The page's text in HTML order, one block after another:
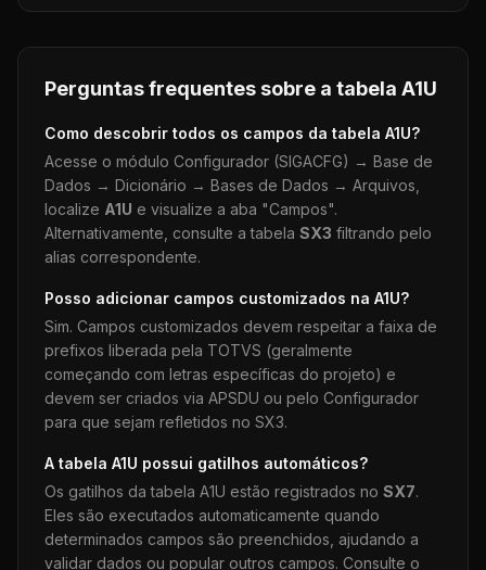
Perguntas frequentes sobre a tabela A1U
Como descobrir todos os campos da tabela A1U?
Acesse o módulo Configurador (SIGACFG) → Base de
Dados → Dicionário → Bases de Dados → Arquivos,
localize A1U e visualize a aba "Campos".
Alternativamente, consulte a tabela SX3 filtrando pelo
alias correspondente.
Posso adicionar campos customizados na A1U?
Sim. Campos customizados devem respeitar a faixa de
prefixos liberada pela TOTVS (geralmente
começando com letras específicas do projeto) e
devem ser criados via APSDU ou pelo Configurador
para que sejam refletidos no SX3.
A tabela A1U possui gatilhos automáticos?
Os gatilhos da tabela A1U estão registrados no SX7.
Eles são executados automaticamente quando
determinados campos são preenchidos, ajudando a
validar dados ou popular outros campos. Consulte o